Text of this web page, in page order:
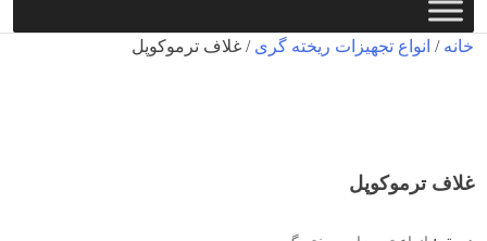
خانه / انواع تجهیزات ریخته گری / غلاف ترموکوپل
غلاف ترموکوپل